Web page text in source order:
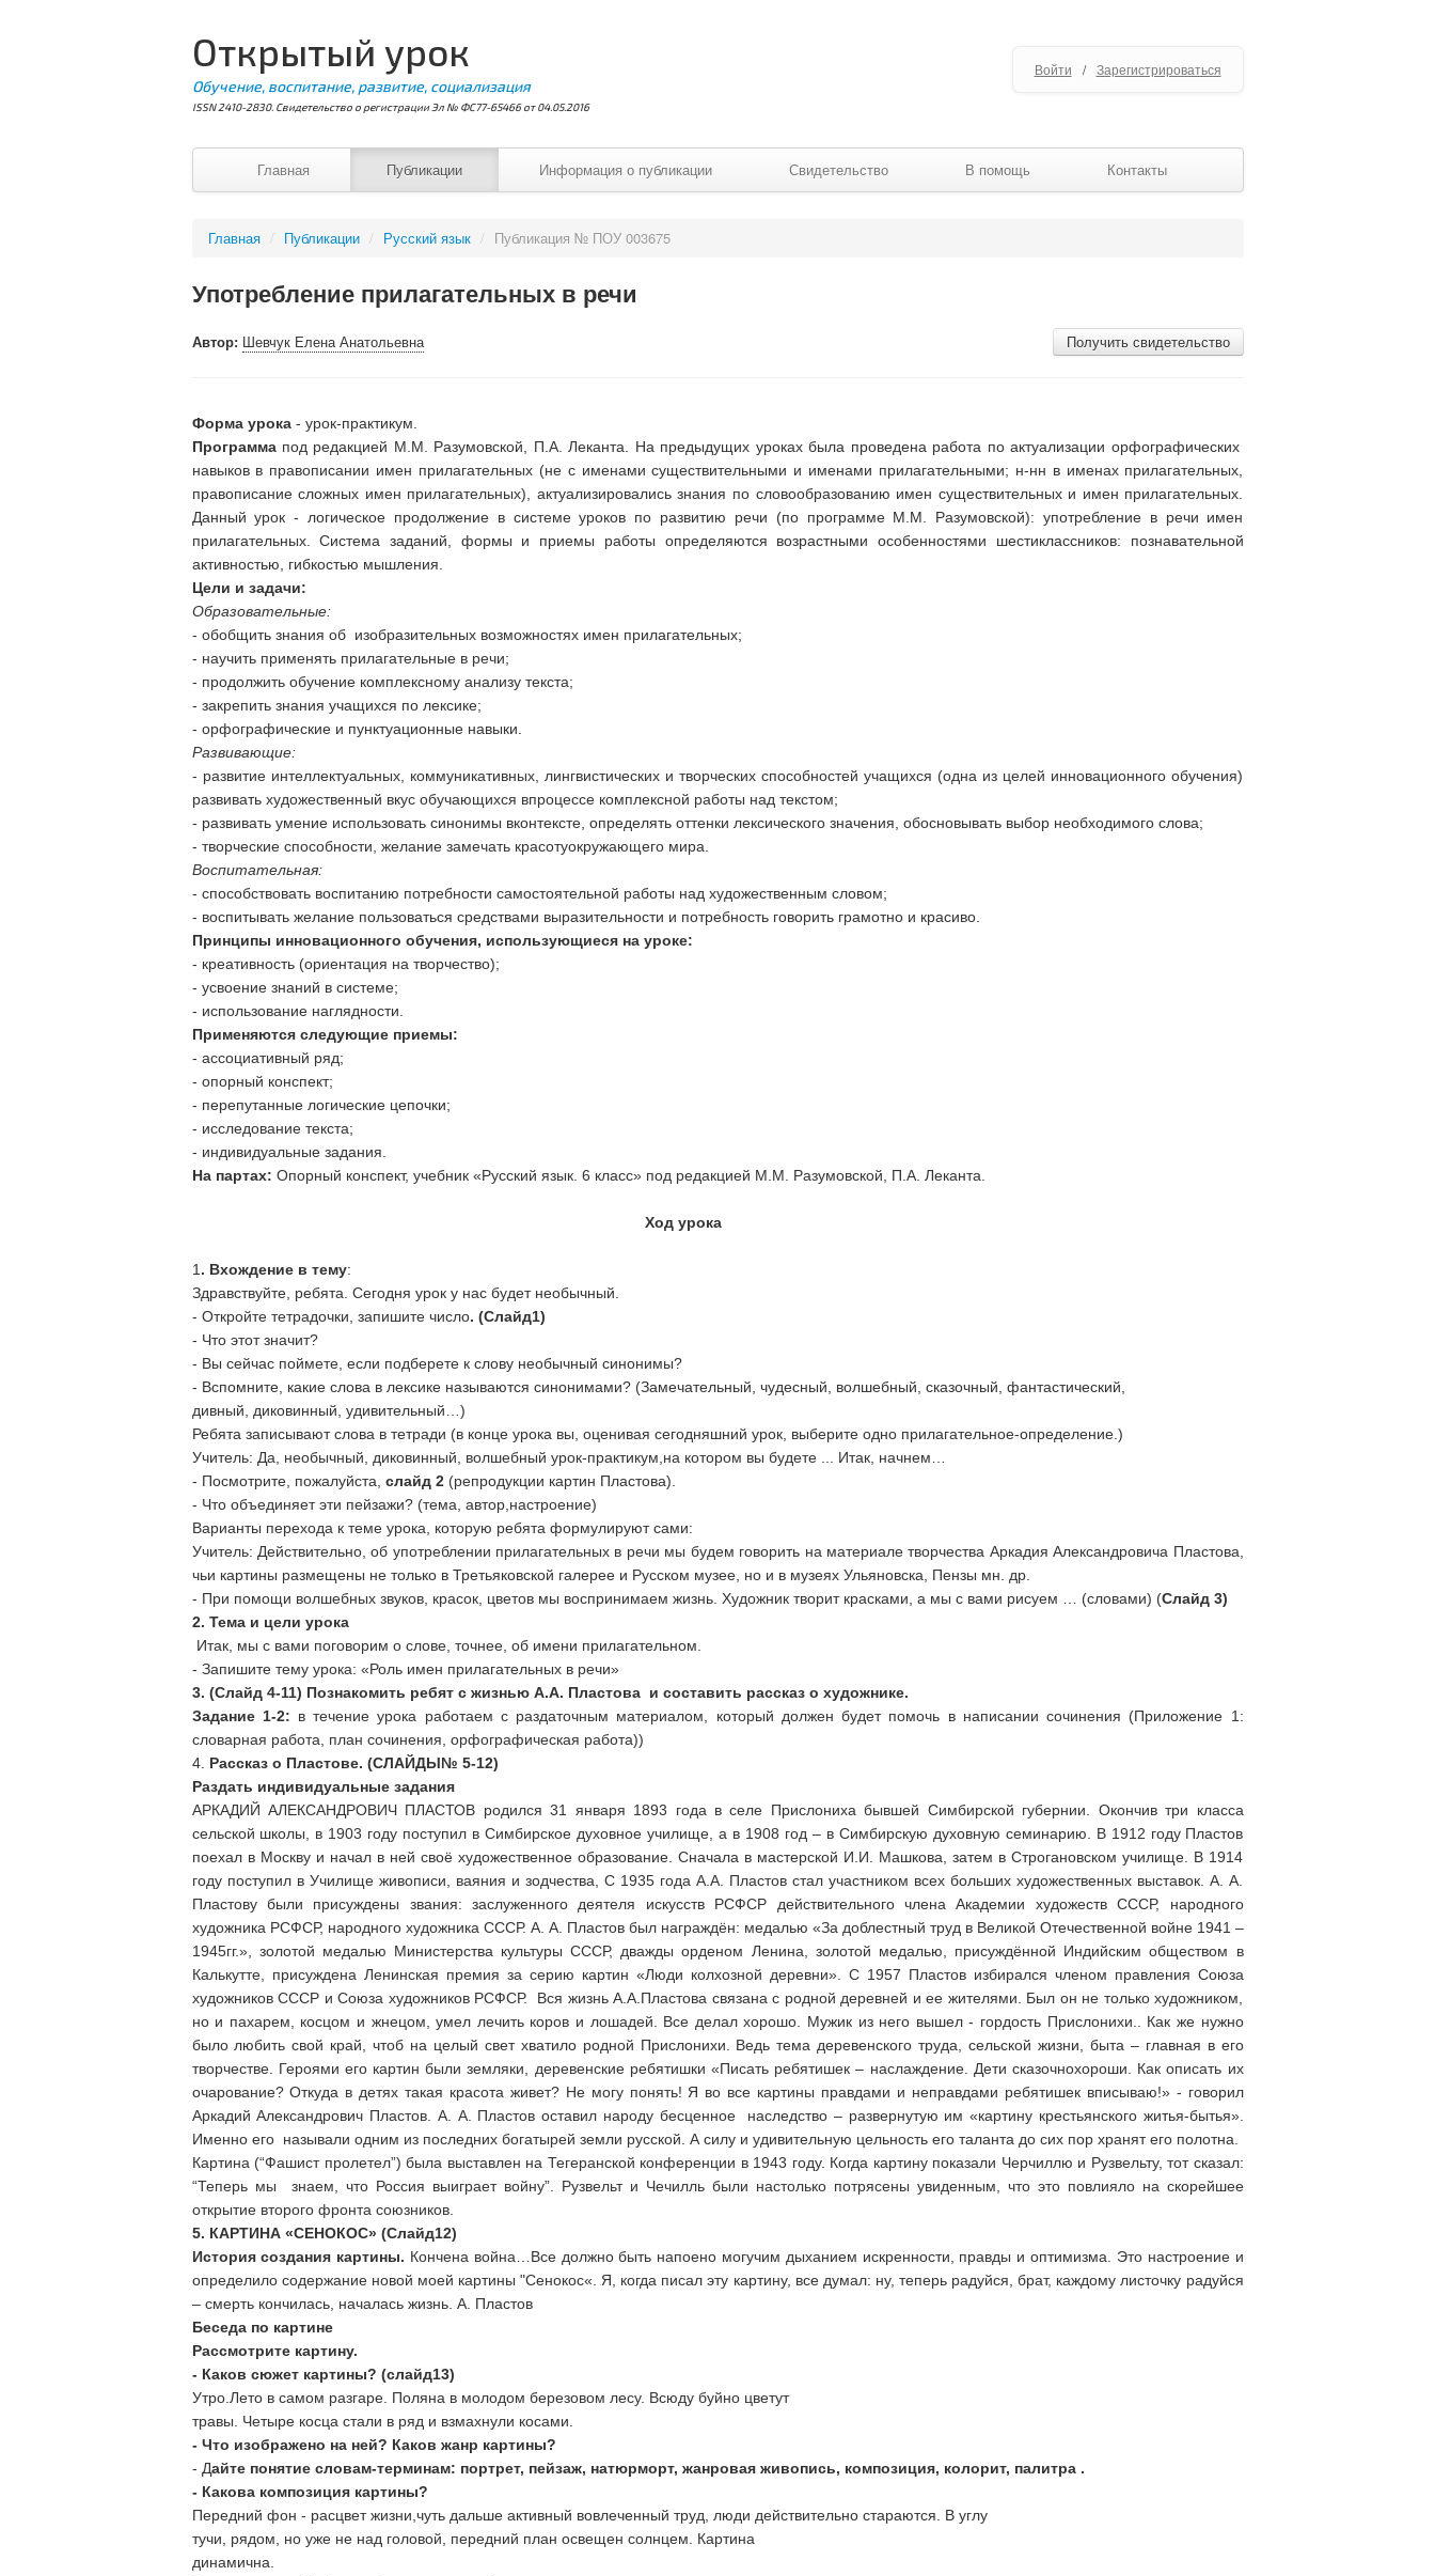
Открытый урок
Обучение, воспитание, развитие, социализация
ISSN 2410-2830. Свидетельство о регистрации Эл № ФС77-65466 от 04.05.2016
Войти / Зарегистрироваться
Главная Публикации Информация о публикации Свидетельство В помощь Контакты
Главная / Публикации / Русский язык / Публикация № ПОУ 003675
Употребление прилагательных в речи
Получить свидетельство
Автор: Шевчук Елена Анатольевна
Форма урока- урок-практикум.
Программа под редакцией М.М. Разумовской, П.А. Леканта. На предыдущих уроках была проведена работа по актуализации орфографических
навыков в правописании имен прилагательных (не с именами существительными и именами прилагательными; н-нн в именах прилагательных,
правописание сложных имен прилагательных), актуализировались знания по словообразованию имен существительных и имен прилагательных.
Данный урок - логическое продолжение в системе уроков по развитию речи (по программе М.М. Разумовской): употребление в речи имен
прилагательных. Система заданий, формы и приемы работы определяются возрастными особенностями шестиклассников: познавательной
активностью, гибкостью мышления.
Цели и задачи:
Образовательные:
- обобщить знания об изобразительных возможностях имен прилагательных;
- научить применять прилагательные в речи;
- продолжить обучение комплексному анализу текста;
- закрепить знания учащихся по лексике;
- орфографические и пунктуационные навыки.
Развивающие:
- развитие интеллектуальных, коммуникативных, лингвистических и творческих способностей учащихся (одна из целей инновационного обучения)
развивать художественный вкус обучающихся впроцессе комплексной работы над текстом;
- развивать умение использовать синонимы вконтексте, определять оттенки лексического значения, обосновывать выбор необходимого слова;
- творческие способности, желание замечать красотуокружающего мира.
Воспитательная:
- способствовать воспитанию потребности самостоятельной работы над художественным словом;
- воспитывать желание пользоваться средствами выразительности и потребность говорить грамотно и красиво.
Принципы инновационного обучения, использующиеся на уроке:
- креативность (ориентация на творчество);
- усвоение знаний в системе;
- использование наглядности.
Применяются следующие приемы:
- ассоциативный ряд;
- опорный конспект;
- перепутанные логические цепочки;
- исследование текста;
- индивидуальные задания.
На партах: Опорный конспект, учебник «Русский язык. 6 класс» под редакцией М.М. Разумовской, П.А. Леканта.
Ход урока
1 . Вхождение в тему:
Здравствуйте, ребята. Сегодня урок у нас будет необычный.
- Откройте тетрадочки, запишите число. (Слайд1)
- Что этот значит?
- Вы сейчас поймете, если подберете к слову необычный синонимы?
- Вспомните, какие слова в лексике называются синонимами? (Замечательный, чудесный, волшебный, сказочный, фантастический,
дивный, диковинный, удивительный…)
Ребята записывают слова в тетради (в конце урока вы, оценивая сегодняшний урок, выберите одно прилагательное-определение.)
Учитель: Да, необычный, диковинный, волшебный урок-практикум,на котором вы будете ... Итак, начнем…
- Посмотрите, пожалуйста, слайд 2 (репродукции картин Пластова).
- Что объединяет эти пейзажи? (тема, автор,настроение)
Варианты перехода к теме урока, которую ребята формулируют сами:
Учитель: Действительно, об употреблении прилагательных в речи мы будем говорить на материале творчества Аркадия Александровича Пластова,
чьи картины размещены не только в Третьяковской галерее и Русском музее, но и в музеях Ульяновска, Пензы мн. др.
- При помощи волшебных звуков, красок, цветов мы воспринимаем жизнь. Художник творит красками, а мы с вами рисуем … (словами) (Слайд 3)
2. Тема и цели урока
Итак, мы с вами поговорим о слове, точнее, об имени прилагательном.
- Запишите тему урока: «Роль имен прилагательных в речи»
3. (Слайд 4-11) Познакомить ребят с жизнью А.А. Пластова и составить рассказ о художнике.
Задание 1-2: в течение урока работаем с раздаточным материалом, который должен будет помочь в написании сочинения (Приложение 1:
словарная работа, план сочинения, орфографическая работа))
4. Рассказ о Пластове. (СЛАЙДЫ№ 5-12)
Раздать индивидуальные задания
АРКАДИЙ АЛЕКСАНДРОВИЧ ПЛАСТОВ родился 31 января 1893 года в селе Прислониха бывшей Симбирской губернии. Окончив три класса
сельской школы, в 1903 году поступил в Симбирское духовное училище, а в 1908 год – в Симбирскую духовную семинарию. В 1912 году Пластов
поехал в Москву и начал в ней своё художественное образование. Сначала в мастерской И.И. Машкова, затем в Строгановском училище. В 1914
году поступил в Училище живописи, ваяния и зодчества, С 1935 года А.А. Пластов стал участником всех больших художественных выставок. А. А.
Пластову были присуждены звания: заслуженного деятеля искусств РСФСР действительного члена Академии художеств СССР, народного
художника РСФСР, народного художника СССР. А. А. Пластов был награждён: медалью «За доблестный труд в Великой Отечественной войне 1941 –
1945гг.», золотой медалью Министерства культуры СССР, дважды орденом Ленина, золотой медалью, присуждённой Индийским обществом в
Калькутте, присуждена Ленинская премия за серию картин «Люди колхозной деревни». С 1957 Пластов избирался членом правления Союза
художников СССР и Союза художников РСФСР. Вся жизнь А.А.Пластова связана с родной деревней и ее жителями. Был он не только художником,
но и пахарем, косцом и жнецом, умел лечить коров и лошадей. Все делал хорошо. Мужик из него вышел - гордость Прислонихи.. Как же нужно
было любить свой край, чтоб на целый свет хватило родной Прислонихи. Ведь тема деревенского труда, сельской жизни, быта – главная в его
творчестве. Героями его картин были земляки, деревенские ребятишки «Писать ребятишек – наслаждение. Дети сказочнохороши. Как описать их
очарование? Откуда в детях такая красота живет? Не могу понять! Я во все картины правдами и неправдами ребятишек вписываю!» - говорил
Аркадий Александрович Пластов. А. А. Пластов оставил народу бесценное наследство – развернутую им «картину крестьянского житья-бытья».
Именно его называли одним из последних богатырей земли русской. А силу и удивительную цельность его таланта до сих пор хранят его полотна.
Картина (“Фашист пролетел”) была выставлен на Тегеранской конференции в 1943 году. Когда картину показали Черчиллю и Рузвельту, тот сказал:
“Теперь мы знаем, что Россия выиграет войну”. Рузвельт и Чечилль были настолько потрясены увиденным, что это повлияло на скорейшее
открытие второго фронта союзников.
5. КАРТИНА «СЕНОКОС»(Слайд12)
История создания картины. Кончена война…Все должно быть напоено могучим дыханием искренности, правды и оптимизма. Это настроение и
определило содержание новой моей картины "Сенокос«. Я, когда писал эту картину, все думал: ну, теперь радуйся, брат, каждому листочку радуйся
– смерть кончилась, началась жизнь. А. Пластов
Беседа по картине
Рассмотрите картину.
- Каков сюжет картины? (слайд13)
Утро.Лето в самом разгаре. Поляна в молодом березовом лесу. Всюду буйно цветут
травы. Четыре косца стали в ряд и взмахнули косами.
- Что изображено на ней? Каков жанр картины?
- Дайте понятие словам-терминам: портрет, пейзаж, натюрморт, жанровая живопись, композиция, колорит, палитра .
- Какова композиция картины?
Передний фон - расцвет жизни,чуть дальше активный вовлеченный труд, люди действительно стараются. В углу
тучи, рядом, но уже не над головой, передний план освещен солнцем. Картина
динамична.